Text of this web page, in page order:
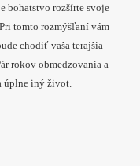
bohatstvo rozšírte svoje
tomto rozmýšľaní vám
chodiť vaša terajšia
rokov obmedzovania a
úplne iný život.